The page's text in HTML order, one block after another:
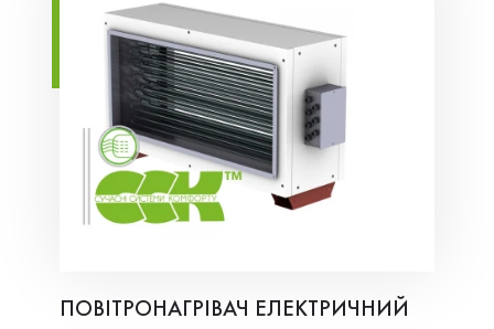
ПОВІТРОНАГРІВАЧ ЕЛЕКТРИЧНИЙ